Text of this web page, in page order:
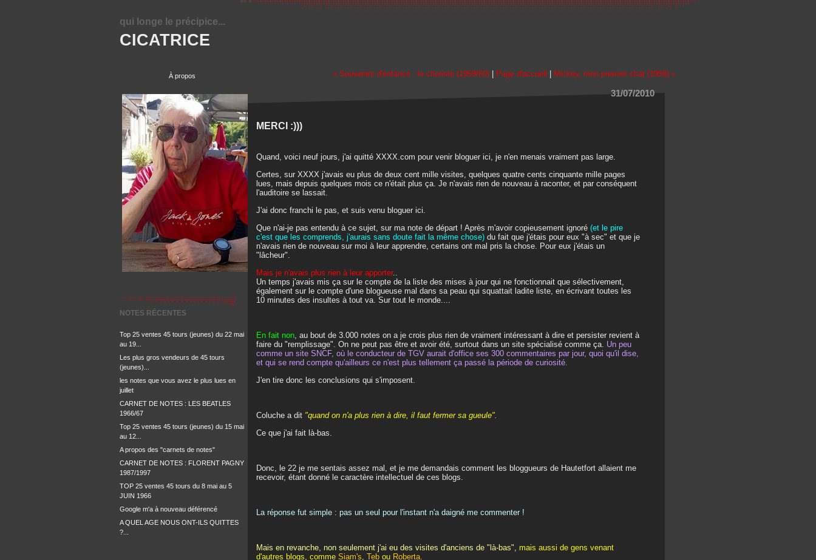
CICATRICE
qui longe le précipice...
À propos
NOTES RÉCENTES
Top 25 ventes 45 tours (jeunes) du 22 mai
au 19...
Les plus gros vendeurs de 45 tours
(jeunes)...
les notes que vous avez le plus lues en
juillet
CARNET DE NOTES : LES BEATLES
1966/67
Top 25 ventes 45 tours (jeunes) du 15 mai
au 12...
A propos des "carnets de notes"
CARNET DE NOTES : FLORENT PAGNY
1987/1997
TOP 25 ventes 45 tours du 8 mai au 5
JUIN 1966
Google m'a à nouveau déférencé
A QUEL AGE NOUS ONT-ILS QUITTES
?...
« Souvenirs d'enfance : le choriste (1958/60) Page d'accueil Mickey, mon premier chat (1959) »
31/07/2010
MERCI :)))
Quand, voici neuf jours, j'ai quitté XXXX.com pour venir bloguer ici, je n'en menais vraiment pas large.
Certes, sur XXXX j'avais eu plus de deux cent mille visites, quelques quatre cents cinquante mille pages
lues, mais depuis quelques mois ce n'était plus ça. Je n'avais rien de nouveau à raconter, et par conséquent
l'auditoire se lassait.
J'ai donc franchi le pas, et suis venu bloguer ici.
Que n'ai-je pas entendu à ce sujet, sur ma note de départ ! Après m'avoir copieusement ignoré (et le pire
c'est que les comprends, j'aurais sans doute fait la même chose) du fait que j'étais pour eux "à sec" et que je
n'avais rien de nouveau sur moi à leur apprendre, certains ont mal pris la chose. Pour eux j'étais un
"lâcheur".
Mais je n'avais plus rien à leur apporter..
Un temps j'avais mis ça sur le compte de la liste des mises à jour qui ne fonctionnait que sélectivement,
également sur le compte d'une blogueuse mal dans sa peau qui squattait ladite liste, en écrivant toutes les
10 minutes des insultes à tout va. Sur tout le monde....
En fait non, au bout de 3.000 notes on a je crois plus rien de vraiment intéressant à dire et persister revient à
faire du "remplissage". On ne peut pas être et avoir été, surtout dans un site spécialisé comme ça. Un peu
comme un site SNCF, où le conducteur de TGV aurait d'office ses 300 commentaires par jour, quoi qu'il dise,
et qui se rend compte qu'ailleurs ce n'est plus tellement ça passé la période de curiosité.
J'en tire donc les conclusions qui s'imposent.
Coluche a dit "quand on n'a plus rien à dire, il faut fermer sa gueule".
Ce que j'ai fait là-bas.
Donc, le 22 je me sentais assez mal, et je me demandais comment les bloggueurs de Hautetfort allaient me
recevoir, étant donné le caractère intellectuel de ces blogs.
La réponse fut simple : pas un seul pour l'instant n'a daigné me commenter !
Mais en revanche, non seulement j'ai eu des visites d'anciens de "là-bas", mais aussi de gens venant
d'autres blogs, comme Siam's, Teb ou Roberta.